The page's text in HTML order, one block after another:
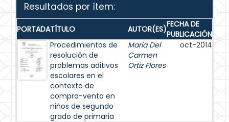
Resultados por ítem:
PORTADATÍTULO AUTOR(ES)FECHA DE
PUBLICACIÓN
Procedimientos de
resolución de
problemas aditivos
escolares en el
contexto de
compra-venta en
niños de segundo
grado de primaria
Maria Del
Carmen
Ortiz Flores
oct-2014